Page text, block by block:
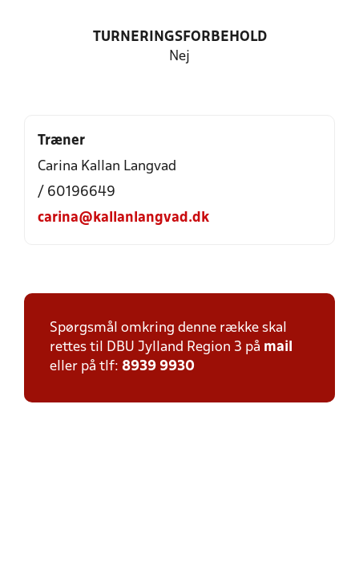
TURNERINGSFORBEHOLD
Nej
Træner
Carina Kallan Langvad
/ 60196649
carina@kallanlangvad.dk
Spørgsmål omkring denne række skal
rettes til DBU Jylland Region 3 på mail
eller på tlf: 8939 9930